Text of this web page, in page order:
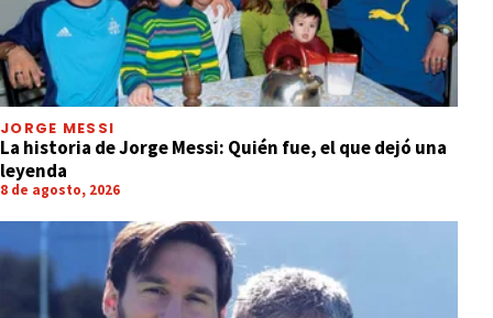
JORGE MESSI
La historia de Jorge Messi: Quién fue, el que dejó una
leyenda
8 de agosto, 2026